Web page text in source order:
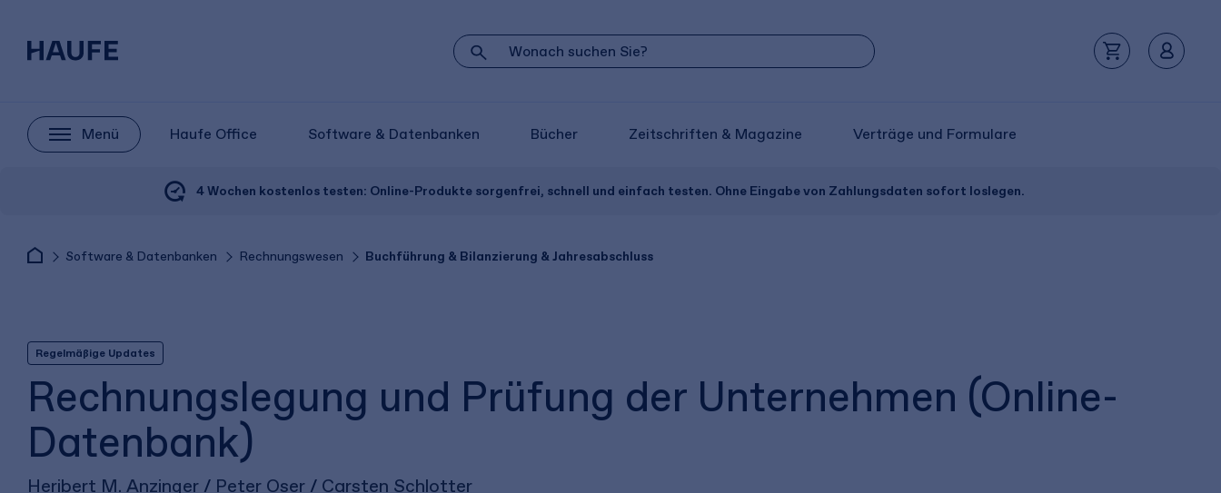
Menü Haufe Office Software & Datenbanken Bücher Zeitschriften & Magazine Verträge und Formulare
4 Wochen kostenlos testen: Online-Produkte sorgenfrei, schnell und einfach testen. Ohne Eingabe von Zahlungsdaten sofort loslegen.
Software & Datenbanken Rechnungswesen Buchführung & Bilanzierung & Jahresabschluss
Regelmäßige Updates
Rechnungslegung und Prüfung der Unternehmen (Online-
Datenbank)
Heribert M. Anzinger / Peter Oser / Carsten Schlotter